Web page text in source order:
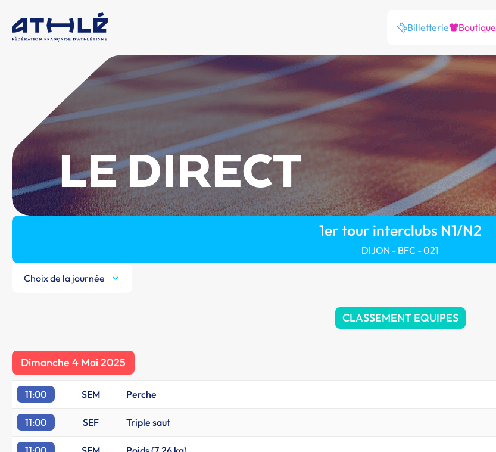
Billetterie Boutique
LE DIRECT
1er tour interclubs N1/N2
DIJON - BFC - 021
Choix de la journée
CLASSEMENT EQUIPES
Dimanche 4 Mai 2025
11:00 SEM Perche
11:00 SEF Triple saut